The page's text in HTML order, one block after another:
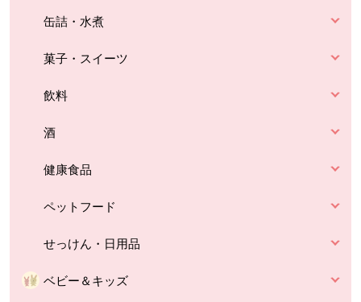
缶詰・水煮
菓子・スイーツ
飲料
酒
健康食品
ペットフード
せっけん・日用品
ベビー＆キッズ